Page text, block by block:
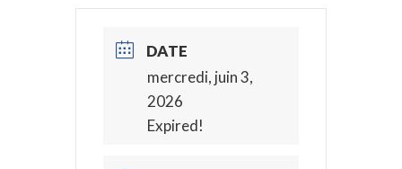
DATE
mercredi, juin 3,
2026
Expired!